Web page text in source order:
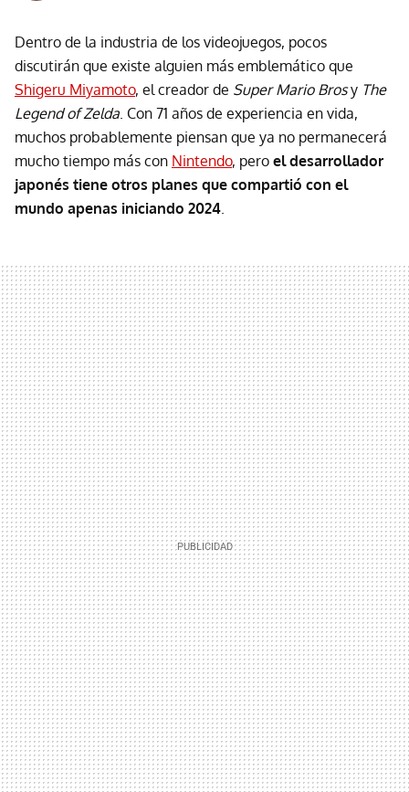
Dentro de la industria de los videojuegos, pocos
discutirán que existe alguien más emblemático que
Shigeru Miyamoto, el creador de Super Mario Brosy The
Legend of Zelda. Con 71 años de experiencia en vida,
muchos probablemente piensan que ya no permanecerá
mucho tiempo más con Nintendo, pero el desarrollador
japonés tiene otros planes que compartió con el
mundo apenas iniciando 2024.